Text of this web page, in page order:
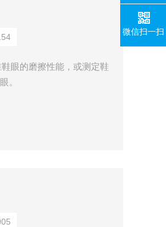
眼的磨擦性能，或测定鞋
。
微信扫一扫